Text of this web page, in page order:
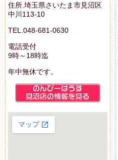
住所.埼玉県さいたま市見沼区
中川113-10
TEL.048-681-0630
電話受付
9時～18時迄
年中無休です。